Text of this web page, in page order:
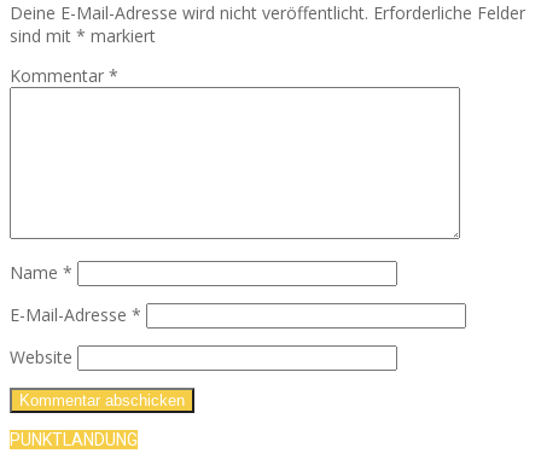
Deine E-Mail-Adresse wird nicht veröffentlicht. Erforderliche Felder
sind mit * markiert
Kommentar *
Name *
E-Mail-Adresse *
Website
PUNKTLANDUNG